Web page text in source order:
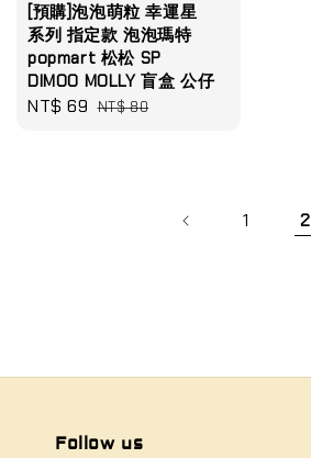
[預購]泡泡萌粒 幸運星
系列 指定款 泡泡瑪特
popmart 松松 SP
DIMOO MOLLY 盲盒 公仔
Sale
NT$ 69 Regular
NT$ 80
1 2
Follow us